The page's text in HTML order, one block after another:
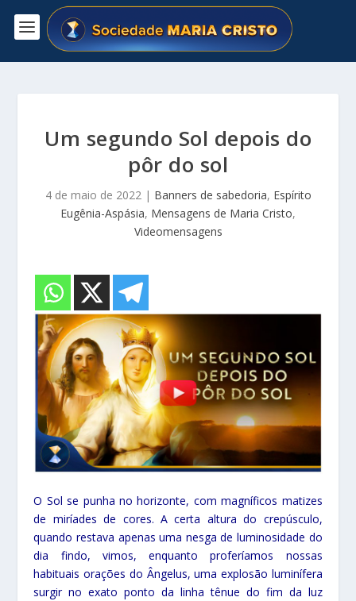
Um segundo Sol depois do
pôr do sol
4 de maio de 2022 | Banners de sabedoria, Espírito
Eugênia-Aspásia, Mensagens de Maria Cristo,
Videomensagens
O Sol se punha no horizonte, com magníficos matizes
de miríades de cores. A certa altura do crepúsculo,
quando restava apenas uma nesga de luminosidade do
dia findo, vimos, enquanto proferíamos nossas
habituais orações do Ângelus, uma explosão luminífera
surgir no exato ponto da linha tênue do fim da luz